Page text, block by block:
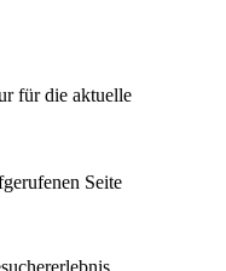
für die aktuelle
Seite